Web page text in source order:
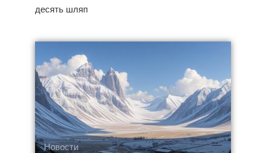
десять шляп
Новости